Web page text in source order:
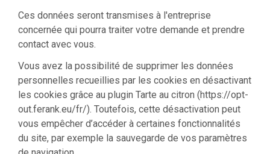
Ces données seront transmises à l'entreprise
concernée qui pourra traiter votre demande et prendre
contact avec vous.
Vous avez la possibilité de supprimer les données
personnelles recueillies par les cookies en désactivant
les cookies grâce au plugin Tarte au citron (https://opt-
out.ferank.eu/fr/). Toutefois, cette désactivation peut
vous empêcher d’accéder à certaines fonctionnalités
du site, par exemple la sauvegarde de vos paramètres